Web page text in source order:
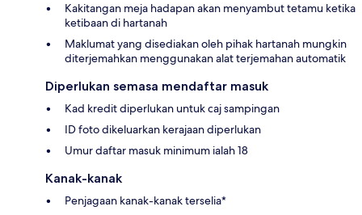
Kakitangan meja hadapan akan menyambut tetamu ketika
ketibaan di hartanah
Maklumat yang disediakan oleh pihak hartanah mungkin
diterjemahkan menggunakan alat terjemahan automatik
Diperlukan semasa mendaftar masuk
Kad kredit diperlukan untuk caj sampingan
ID foto dikeluarkan kerajaan diperlukan
Umur daftar masuk minimum ialah 18
Kanak-kanak
Penjagaan kanak-kanak terselia*